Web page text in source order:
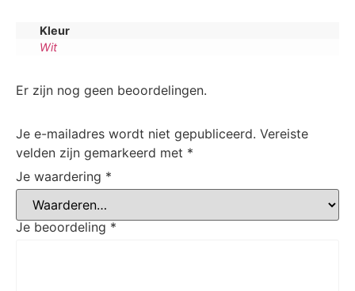
Kleur
Wit
Er zijn nog geen beoordelingen.
Je e-mailadres wordt niet gepubliceerd. Vereiste
velden zijn gemarkeerd met *
Je waardering *
Je beoordeling *